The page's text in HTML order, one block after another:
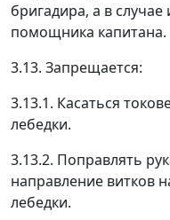
бригадира, а в случае
помощника капитана.
3.13. Запрещается:
3.13.1. Касаться
лебедки.
3.13.2. Поправлять
направление витков
лебедки.